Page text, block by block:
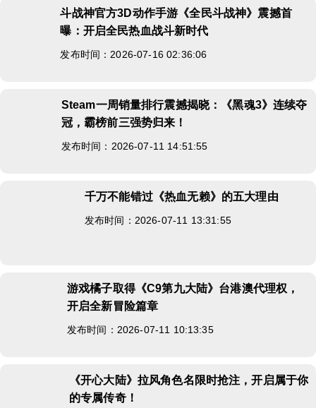
斗战神官方3D动作手游《全民斗战神》震撼首
曝：开启全民热血战斗新时代
发布时间：2026-07-16 02:36:06
Steam一周销量排行震撼揭晓：《黑魂3》连续夺
冠，霸榜前三强势归来！
发布时间：2026-07-11 14:51:55
千万不能错过《热血无赖》的五大理由
发布时间：2026-07-11 13:31:55
游戏橘子取得《C9第九大陆》台港澳代理权，
开启全新冒险篇章
发布时间：2026-07-11 10:13:35
《开心大陆》拉风角色名限时抢注，开启属于你
的专属传奇！